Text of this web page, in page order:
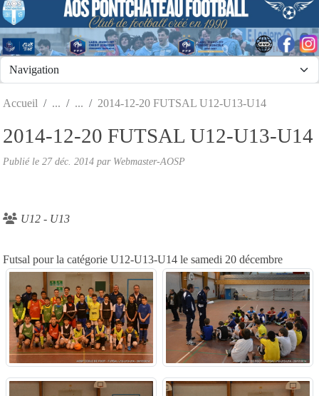
Accueil 2014-12-20 FUTSAL U12-U13-U14
2014-12-20 FUTSAL U12-U13-U14
Publié le 27 déc. 2014 par Webmaster-AOSP
U12 - U13
Futsal pour la catégorie U12-U13-U14 le samedi 20 décembre
Panneau de gestion des cookies